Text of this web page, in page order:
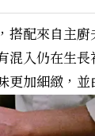
搭配來自主
混入仍在生
更加細緻，並